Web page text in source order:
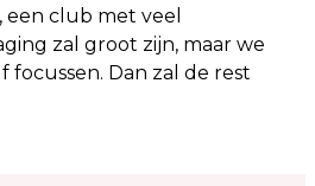
een club met veel
zal groot zijn, maar we
focussen. Dan zal de rest